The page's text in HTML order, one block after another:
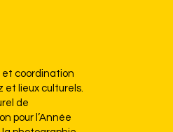
et coordination
et lieux culturels.
de
pour l’Année